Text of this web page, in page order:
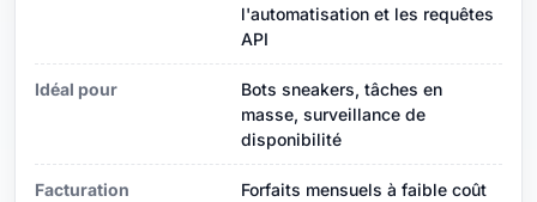
l'automatisation et les requêtes
API
Idéal pour
Bots sneakers, tâches en
masse, surveillance de
disponibilité
Facturation
Forfaits mensuels à faible coût